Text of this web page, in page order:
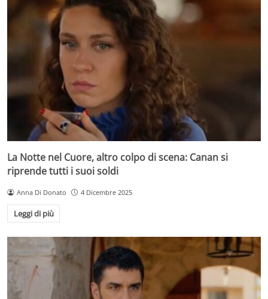
La Notte nel Cuore, altro colpo di scena: Canan si
riprende tutti i suoi soldi
Anna Di Donato 4 Dicembre 2025
Leggi di più